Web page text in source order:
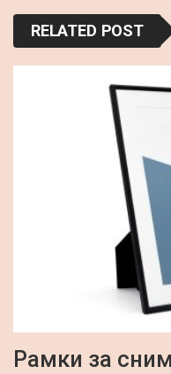
RELATED POST
Рамки за